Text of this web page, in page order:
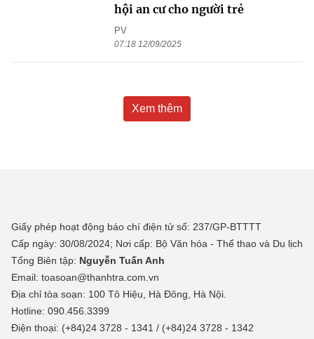
hội an cư cho người trẻ
PV
07:18 12/09/2025
Xem thêm
Giấy phép hoạt động báo chí điện tử số: 237/GP-BTTTT
Cấp ngày: 30/08/2024; Nơi cấp: Bộ Văn hóa - Thể thao và Du lịch
Tổng Biên tập: Nguyễn Tuấn Anh
Email: toasoan@thanhtra.com.vn
Địa chỉ tòa soạn: 100 Tô Hiệu, Hà Đông, Hà Nội.
Hotline: 090.456.3399
Điện thoại: (+84)24 3728 - 1341 / (+84)24 3728 - 1342